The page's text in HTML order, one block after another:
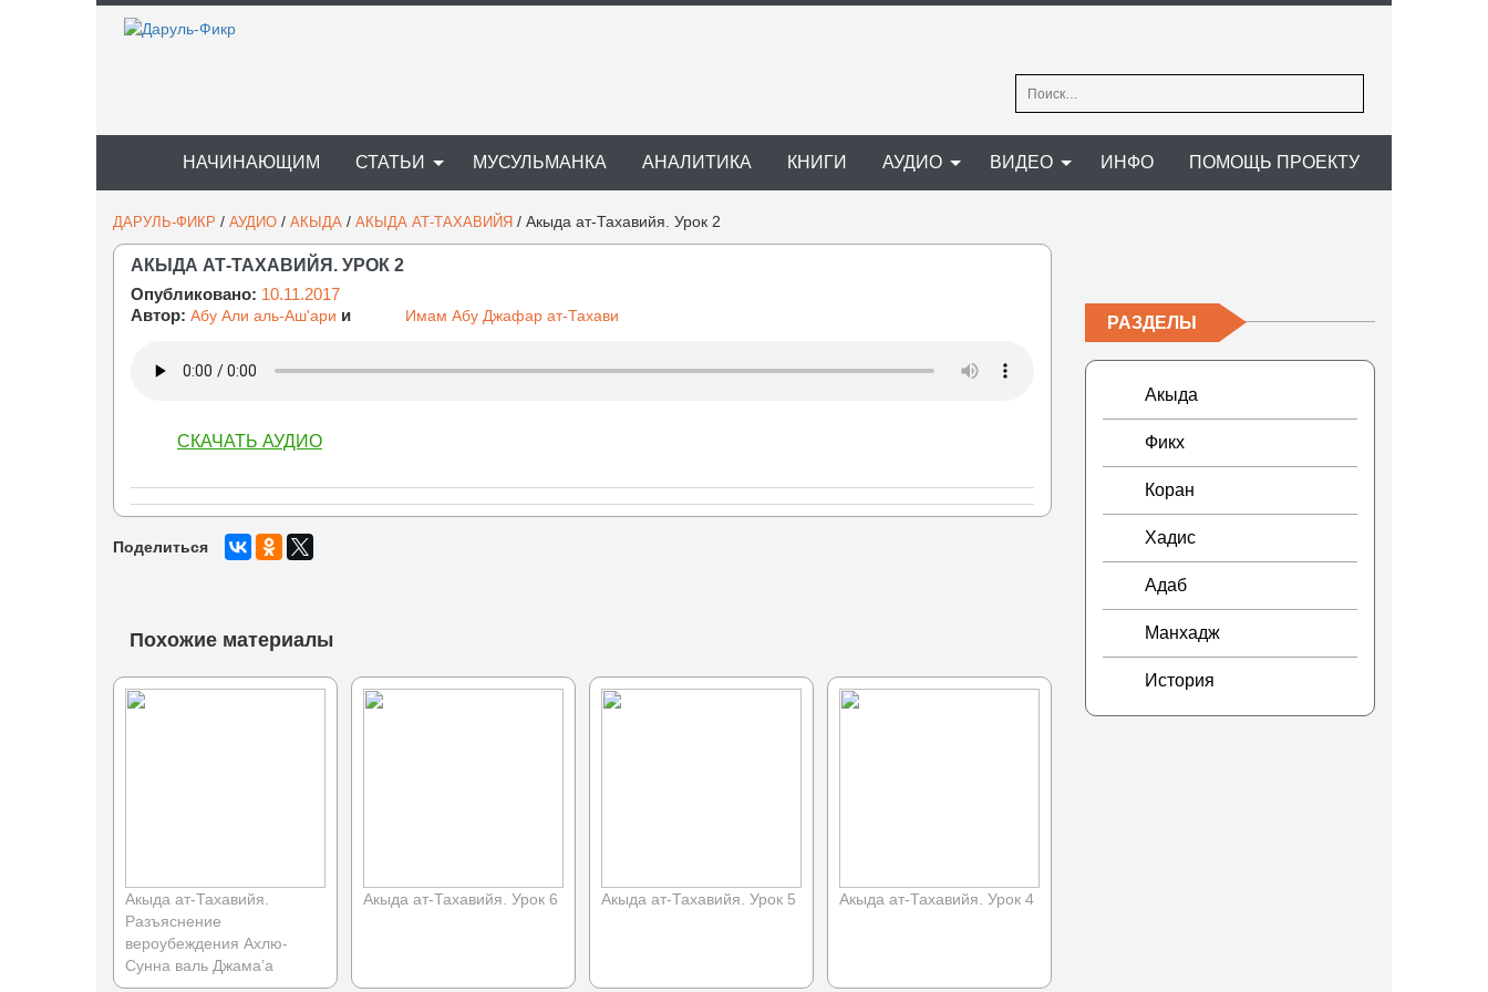
Найти:
НАЧИНАЮЩИМ СТАТЬИ МУСУЛЬМАНКА АНАЛИТИКА КНИГИ АУДИО ВИДЕО ИНФО ПОМОЩЬ ПРОЕКТУ
ДАРУЛЬ-ФИКР / АУДИО / АКЫДА / АКЫДА АТ-ТАХАВИЙЯ / Акыда ат-Тахавийя. Урок 2
АКЫДА АТ-ТАХАВИЙЯ. УРОК 2
Опубликовано: 10.11.2017
Автор: Абу Али аль-Аш'ари и Имам Абу Джафар ат-Тахави
СКАЧАТЬ АУДИО
Поделиться
Похожие материалы
Акыда ат-Тахавийя.
Разъяснение
вероубеждения Ахлю-
Сунна валь Джама’а
Акыда ат-Тахавийя. Урок 6 Акыда ат-Тахавийя. Урок 5 Акыда ат-Тахавийя. Урок 4
РАЗДЕЛЫ
Акыда
Фикх
Коран
Хадис
Адаб
Манхадж
История